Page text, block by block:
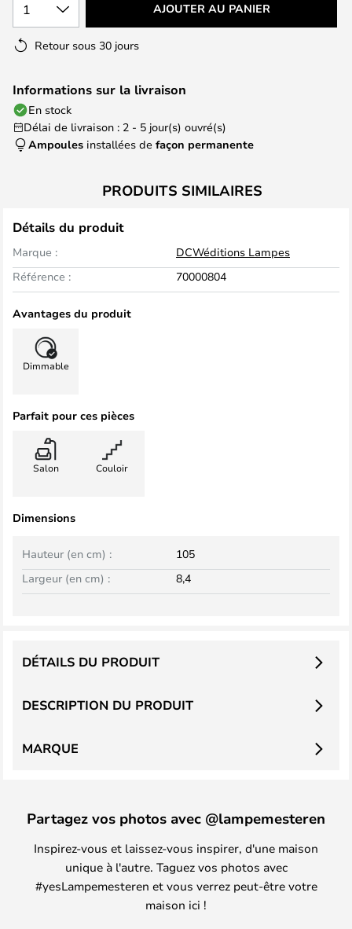
1 AJOUTER AU PANIER
Retour sous 30 jours
Informations sur la livraison
En stock
Délai de livraison : 2 - 5 jour(s) ouvré(s)
Ampoules installées de façon permanente
PRODUITS SIMILAIRES
Détails du produit
Marque :
DCWéditions Lampes
Référence :
70000804
Avantages du produit
Dimmable
Parfait pour ces pièces
Salon Couloir
Dimensions
Largeur (en cm) : 8,4
Hauteur (en cm) : 105
DESCRIPTION DU PRODUIT
DÉTAILS DU PRODUIT
MARQUE
Partagez vos photos avec @lampemesteren
Inspirez-vous et laissez-vous inspirer, d'une maison
unique à l'autre. Taguez vos photos avec
#yesLampemesteren et vous verrez peut-être votre
maison ici !